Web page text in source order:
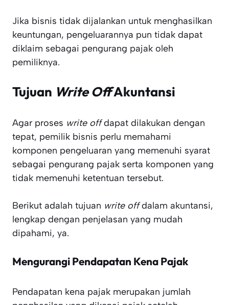
Jika bisnis tidak dijalankan untuk menghasilkan
keuntungan, pengeluarannya pun tidak dapat
diklaim sebagai pengurang pajak oleh
pemiliknya.
Tujuan Write OffAkuntansi
Agar proses write offdapat dilakukan dengan
tepat, pemilik bisnis perlu memahami
komponen pengeluaran yang memenuhi syarat
sebagai pengurang pajak serta komponen yang
tidak memenuhi ketentuan tersebut.
Berikut adalah tujuan write offdalam akuntansi,
lengkap dengan penjelasan yang mudah
dipahami, ya.
Mengurangi Pendapatan Kena Pajak
Pendapatan kena pajak merupakan jumlah